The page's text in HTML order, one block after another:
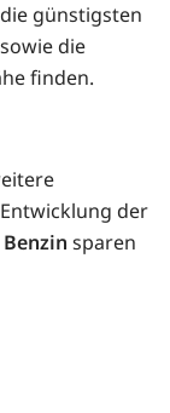
günstigsten
sowie die
finden.
der
Benzin sparen